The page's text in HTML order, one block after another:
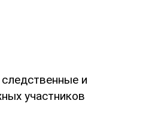
и
участников